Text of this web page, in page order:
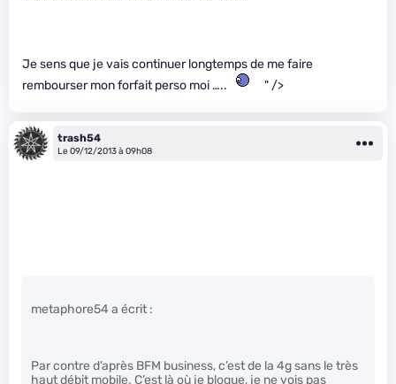
Je sens que je vais continuer longtemps de me faire
rembourser mon forfait perso moi …..
" />
trash54
Le 09/12/2013 à 09h08
metaphore54 a écrit :
Par contre d’après BFM business, c’est de la 4g sans le très
haut débit mobile. C’est là où je bloque, je ne vois pas